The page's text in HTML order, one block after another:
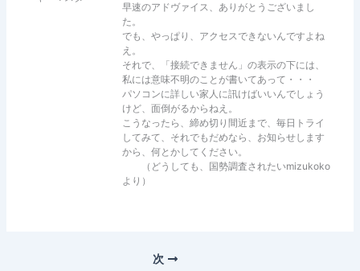
早速のアドヴァイス、ありがとうございまし
た。
でも、やっぱり、アクセスできないんですよね
え。
それで、「接続できません」の表示の下には、
私には意味不明のことが書いてあって・・・
パソコンに詳しい家人に訊けばいいんでしょう
けど、面倒がるからねえ。
こうなったら、締め切り間近まで、毎日トライ
してみて、それでもだめなら、お知らせします
から、何とかしてください。
（どうしても、国勢調査されたいmizukoko
より）
次